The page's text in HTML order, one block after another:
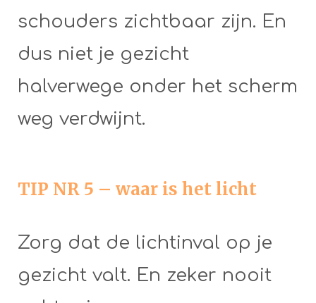
schouders zichtbaar zijn. En
dus niet je gezicht
halverwege onder het scherm
weg verdwijnt.
TIP NR 5 – waar is het licht
Zorg dat de lichtinval op je
gezicht valt. En zeker nooit